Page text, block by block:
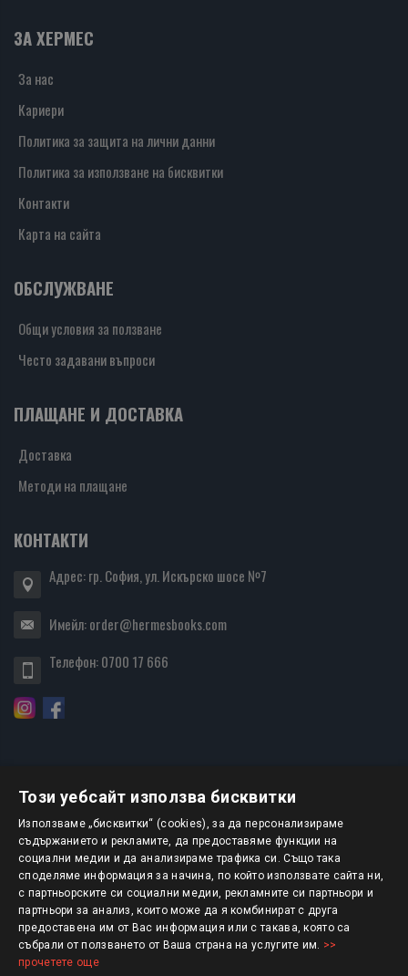
ЗА ХЕРМЕС
За нас
Кариери
Политика за защита на лични данни
Политика за използване на бисквитки
Контакти
Карта на сайта
ОБСЛУЖВАНЕ
Общи условия за ползване
Често задавани въпроси
ПЛАЩАНЕ И ДОСТАВКА
Доставка
Методи на плащане
КОНТАКТИ
Адрес: гр. София, ул. Искърско шосе №7
Имейл:order@hermesbooks.com
Телефон:0700 17 666
БЮЛЕТИН
АБОНИРАНЕ
Авторско право © 2025 HERMESBOOKS.BG
1 EUR = 1.95583 BGN
Този уебсайт използва бисквитки
Използваме „бисквитки“ (cookies), за да персонализираме
съдържанието и рекламите, да предоставяме функции на
социални медии и да анализираме трафика си. Също така
споделяме информация за начина, по който използвате сайта ни,
с партньорските си социални медии, рекламните си партньори и
партньори за анализ, които може да я комбинират с друга
предоставена им от Вас информация или с такава, която са
събрали от ползването от Ваша страна на услугите им. >>
прочетете още